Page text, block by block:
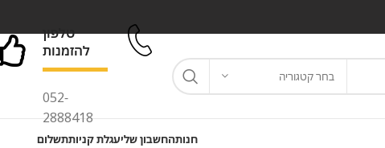
בחר קטגוריה
טלפון
להזמנות
052-
2888418
חנותהחשבון שליעגלת קניותתשלום